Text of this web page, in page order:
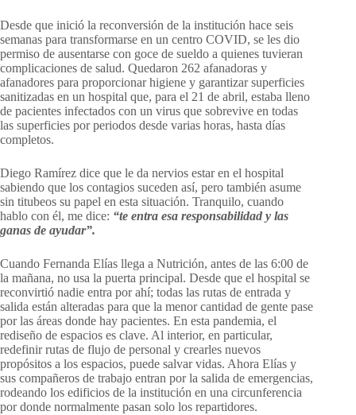
Desde que inició la reconversión de la institución hace seis
semanas para transformarse en un centro COVID, se les dio
permiso de ausentarse con goce de sueldo a quienes tuvieran
complicaciones de salud. Quedaron 262 afanadoras y
afanadores para proporcionar higiene y garantizar superficies
sanitizadas en un hospital que, para el 21 de abril, estaba lleno
de pacientes infectados con un virus que sobrevive en todas
las superficies por periodos desde varias horas, hasta días
completos.
Diego Ramírez dice que le da nervios estar en el hospital
sabiendo que los contagios suceden así, pero también asume
sin titubeos su papel en esta situación. Tranquilo, cuando
hablo con él, me dice: “te entra esa responsabilidad y las
ganas de ayudar”.
Cuando Fernanda Elías llega a Nutrición, antes de las 6:00 de
la mañana, no usa la puerta principal. Desde que el hospital se
reconvirtió nadie entra por ahí; todas las rutas de entrada y
salida están alteradas para que la menor cantidad de gente pase
por las áreas donde hay pacientes. En esta pandemia, el
rediseño de espacios es clave. Al interior, en particular,
redefinir rutas de flujo de personal y crearles nuevos
propósitos a los espacios, puede salvar vidas. Ahora Elías y
sus compañeros de trabajo entran por la salida de emergencias,
rodeando los edificios de la institución en una circunferencia
por donde normalmente pasan solo los repartidores.